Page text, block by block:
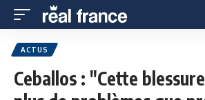
ACTUS
Ceballos : "Cette